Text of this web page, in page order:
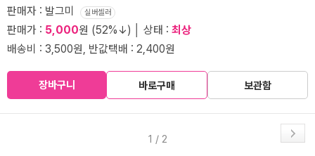
판매자 : 발그미 실버셀러
판매가 : 5,000원 (52%↓) │ 상태 : 최상
배송비 : 3,500원, 반값택배 : 2,400원
장바구니 바로구매 보관함
1 / 2